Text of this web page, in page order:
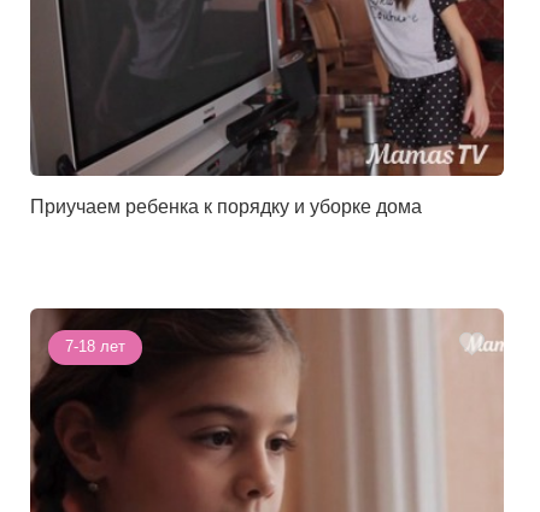
Приучаем ребенка к порядку и уборке дома
7-18 лет